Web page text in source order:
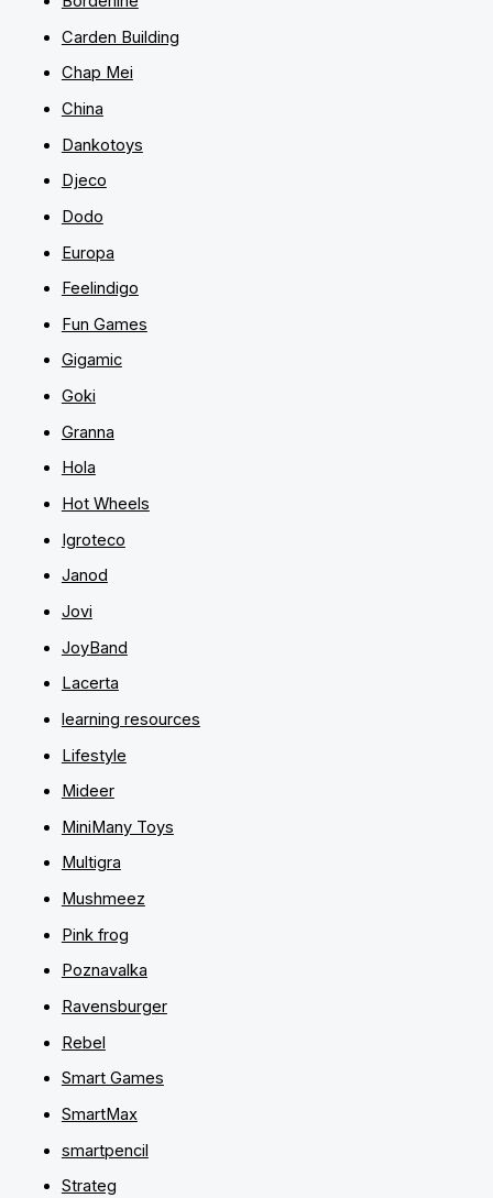
Carden Building
Chap Mei
China
Dankotoys
Djeco
Dodo
Europa
Feelindigo
Fun Games
Gigamic
Goki
Granna
Hola
Hot Wheels
Igroteco
Janod
Jovi
JoyBand
Lacerta
learning resources
Lifestyle
Mideer
MiniMany Toys
Multigra
Mushmeez
Pink frog
Poznavalka
Ravensburger
Rebel
Smart Games
SmartMax
smartpencil
Strateg